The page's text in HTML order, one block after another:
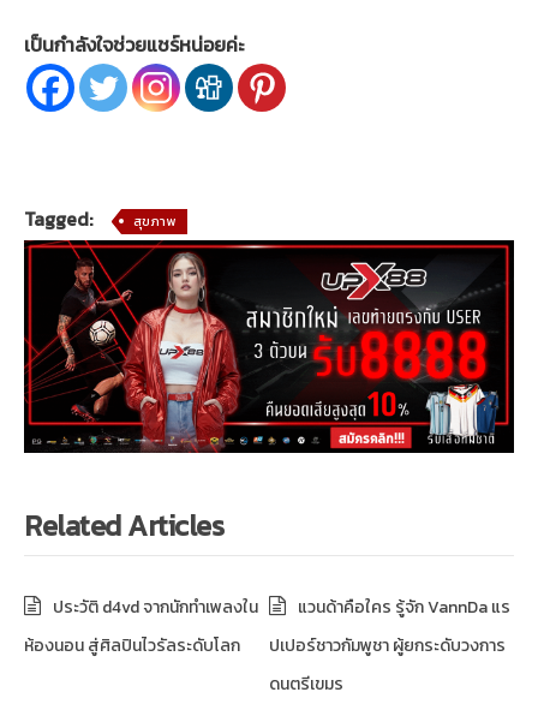
เป็นกำลังใจช่วยแชร์หน่อยค่ะ
Tagged: สุขภาพ
Related Articles
ประวัติ d4vd จากนักทำเพลงใน
ห้องนอน สู่ศิลปินไวรัลระดับโลก
แวนด้าคือใคร รู้จัก VannDa แร
ปเปอร์ชาวกัมพูชา ผู้ยกระดับวงการ
ดนตรีเขมร